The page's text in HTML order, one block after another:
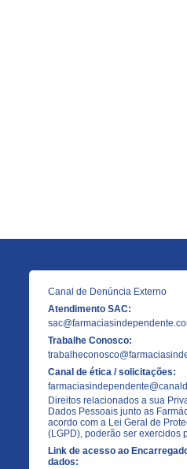
Canal de Denúncia Externo
Atendimento SAC:
Trabalhe Conosco:
Canal de ética / solicitações:
Direitos relacionados a sua
Dados Pessoais junto as
acordo com a Lei Geral de
(LGPD), poderão ser exercidos
Link de acesso ao
dados: